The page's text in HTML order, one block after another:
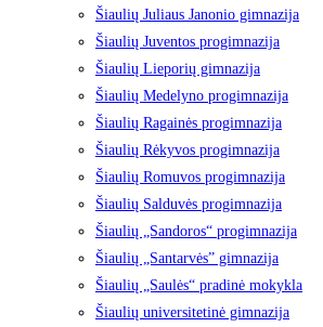
Šiaulių Juliaus Janonio gimnazija
Šiaulių Juventos progimnazija
Šiaulių Lieporių gimnazija
Šiaulių Medelyno progimnazija
Šiaulių Ragainės progimnazija
Šiaulių Rėkyvos progimnazija
Šiaulių Romuvos progimnazija
Šiaulių Salduvės progimnazija
Šiaulių „Sandoros“ progimnazija
Šiaulių „Santarvės” gimnazija
Šiaulių „Saulės“ pradinė mokykla
Šiaulių universitetinė gimnazija